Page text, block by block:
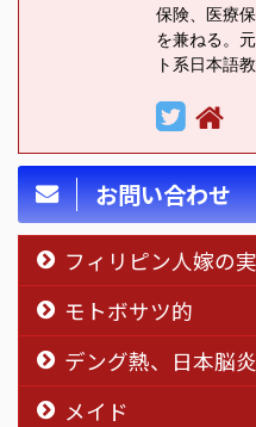
保険、医療
を兼ねる。
ト系日本語
お問い合わせ
フィリピン人嫁の
モトボサツ的
デング熱、日本脳炎
メイド